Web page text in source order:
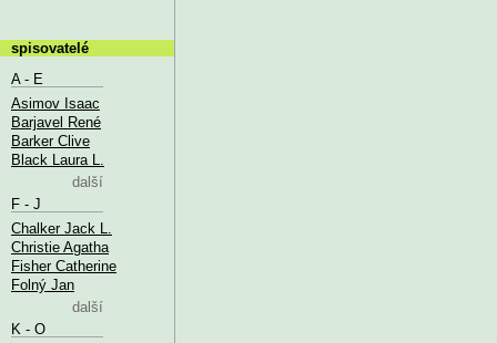
spisovatelé
A - E
Asimov Isaac
Barjavel René
Barker Clive
Black Laura L.
další
F - J
Chalker Jack L.
Christie Agatha
Fisher Catherine
Folný Jan
další
K - O